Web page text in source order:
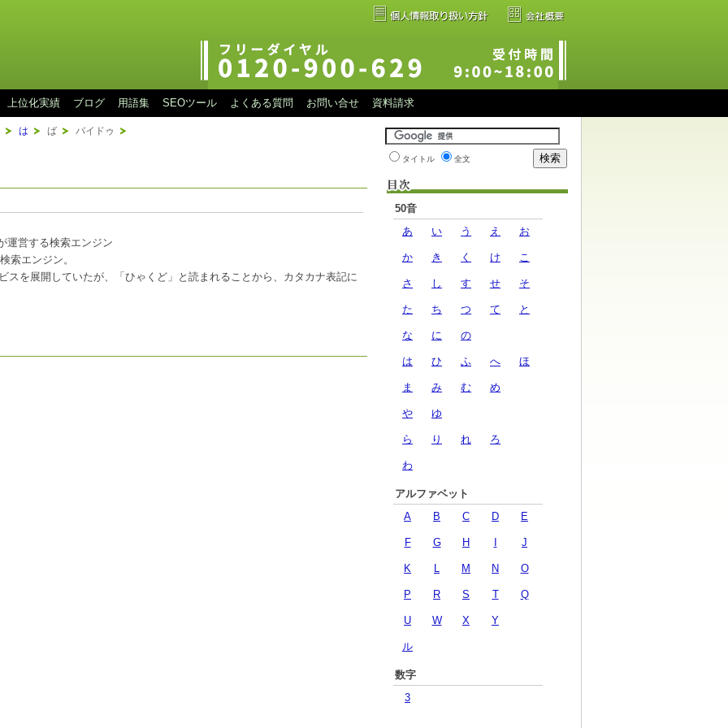
上位化実績 ブログ 用語集 SEOツール よくある質問 お問い合せ 資料請求
は ば バイドゥ
運営する検索エンジン
索エンジン。
スを展開していたが、「ひゃくど」と読まれることから、カタカナ表記に
タイトル 全文
50音
あ
い う え お
か き く け こ
さ し す せ そ
た ち つ て と
な に の
は ひ ふ へ ほ
ま み む め
や ゆ
ら り れ ろ
わ
アルファベット
A
B C D E
F G H J
K L M N O
P R S T Q
U W X Y
ル
数字
3